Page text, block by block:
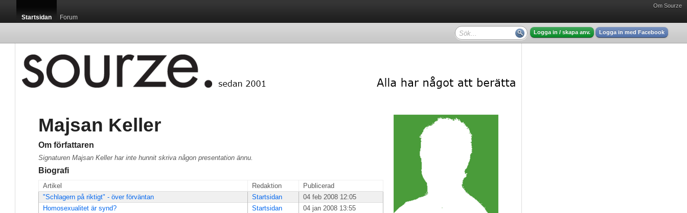
Om Sourze
Startsidan Forum
Logga in / skapa anv. Logga in med Facebook
Majsan Keller
Om författaren
Signaturen Majsan Keller har inte hunnit skriva någon presentation ännu.
Biografi
Artikel Redaktion
Publicerad
"Schlagern på riktigt" - över förväntan
Startsidan
04 feb 2008 12:05
Homosexualitet är synd?
Startsidan
04 jan 2008 13:55